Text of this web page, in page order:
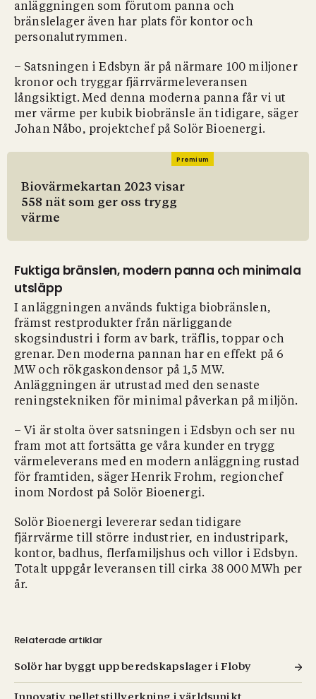
anläggningen som förutom panna och
bränslelager även har plats för kontor och
personalutrymmen.
– Satsningen i Edsbyn är på närmare 100 miljoner
kronor och tryggar fjärrvärmeleveransen
långsiktigt. Med denna moderna panna får vi ut
mer värme per kubik biobränsle än tidigare, säger
Johan Nåbo, projektchef på Solör Bioenergi.
Premium
Biovärmekartan 2023 visar
558 nät som ger oss trygg
värme
Fuktiga bränslen, modern panna och minimala
utsläpp
I anläggningen används fuktiga biobränslen,
främst restprodukter från närliggande
skogsindustri i form av bark, träflis, toppar och
grenar. Den moderna pannan har en effekt på 6
MW och rökgaskondensor på 1,5 MW.
Anläggningen är utrustad med den senaste
reningstekniken för minimal påverkan på miljön.
– Vi är stolta över satsningen i Edsbyn och ser nu
fram mot att fortsätta ge våra kunder en trygg
värmeleverans med en modern anläggning rustad
för framtiden, säger Henrik Frohm, regionchef
inom Nordost på Solör Bioenergi.
Solör Bioenergi levererar sedan tidigare
fjärrvärme till större industrier, en industripark,
kontor, badhus, flerfamiljshus och villor i Edsbyn.
Totalt uppgår leveransen till cirka 38 000 MWh per
år.
Relaterade artiklar
Solör har byggt upp beredskapslager i Floby